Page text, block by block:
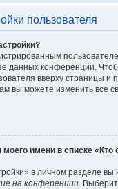
пользователя
данных конференции.
вверху страницы и
вы можете изменить все
моего имени в списке «Кто
в личном разделе
на конференции.